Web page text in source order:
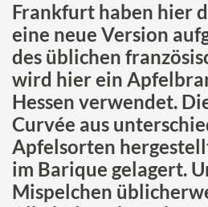
Frankfurt haben hier
eine neue Version
des üblichen
wird hier ein
Hessen verwendet.
Curvée aus
Apfelsorten
im Barique gelagert.
Mispelchen